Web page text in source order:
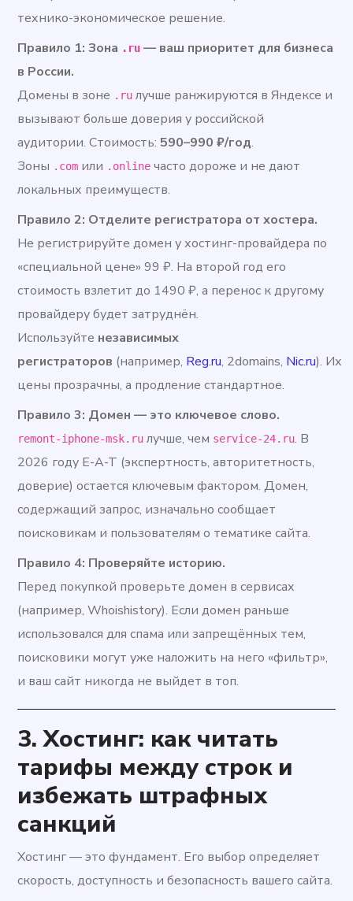
технико-экономическое решение.
Правило 1: Зона .ru — ваш приоритет для бизнеса
в России.
Домены в зоне .ru лучше ранжируются в Яндексе и
вызывают больше доверия у российской
аудитории. Стоимость: 590–990 ₽/год.
Зоны .com или .online часто дороже и не дают
локальных преимуществ.
Правило 2: Отделите регистратора от хостера.
Не регистрируйте домен у хостинг-провайдера по
«специальной цене» 99 ₽. На второй год его
стоимость взлетит до 1490 ₽, а перенос к другому
провайдеру будет затруднён.
Используйте независимых
регистраторов (например, Reg.ru, 2domains, Nic.ru). Их
цены прозрачны, а продление стандартное.
Правило 3: Домен — это ключевое слово.
remont-iphone-msk.ru лучше, чем service-24.ru. В
2026 году E-A-T (экспертность, авторитетность,
доверие) остается ключевым фактором. Домен,
содержащий запрос, изначально сообщает
поисковикам и пользователям о тематике сайта.
Правило 4: Проверяйте историю.
Перед покупкой проверьте домен в сервисах
(например, Whoishistory). Если домен раньше
использовался для спама или запрещённых тем,
поисковики могут уже наложить на него «фильтр»,
и ваш сайт никогда не выйдет в топ.
3. Хостинг: как читать
тарифы между строк и
избежать штрафных
санкций
Хостинг — это фундамент. Его выбор определяет
скорость, доступность и безопасность вашего сайта.